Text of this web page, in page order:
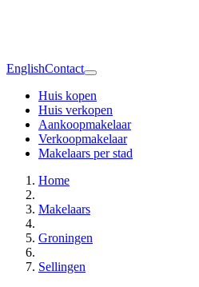
EnglishContact
Huis kopen
Huis verkopen
Aankoopmakelaar
Verkoopmakelaar
Makelaars per stad
Home
Makelaars
Groningen
Sellingen